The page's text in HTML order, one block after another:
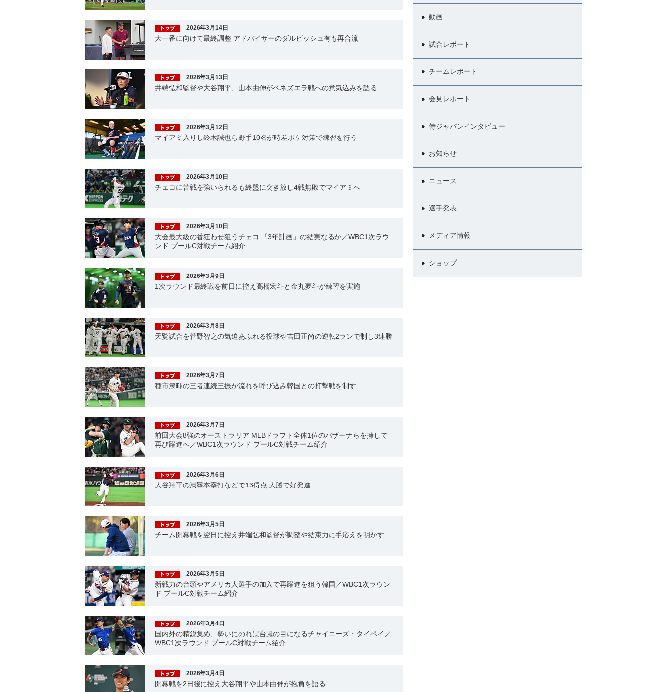
2026年3月14日
大一番に向けて最終調整 アドバイザーのダルビッシュ有も再合流
2026年3月13日
井端弘和監督や大谷翔平、山本由伸がベネズエラ戦への意気込みを語る
2026年3月12日
マイアミ入りし鈴木誠也ら野手10名が時差ボケ対策で練習を行う
2026年3月10日
チェコに苦戦を強いられるも終盤に突き放し4戦無敗でマイアミへ
2026年3月10日
大会最大級の番狂わせ狙うチェコ 「3年計画」の結実なるか／WBC1次ラウ
ンド プールC対戦チーム紹介
2026年3月9日
1次ラウンド最終戦を前日に控え髙橋宏斗と金丸夢斗が練習を実施
2026年3月8日
天覧試合を菅野智之の気迫あふれる投球や吉田正尚の逆転2ランで制し3連勝
2026年3月7日
種市篤暉の三者連続三振が流れを呼び込み韓国との打撃戦を制す
2026年3月7日
前回大会8強のオーストラリア MLBドラフト全体1位のバザーナらを擁して
再び躍進へ／WBC1次ラウンド プールC対戦チーム紹介
2026年3月6日
大谷翔平の満塁本塁打などで13得点 大勝で好発進
2026年3月5日
チーム開幕戦を翌日に控え井端弘和監督が調整や結束力に手応えを明かす
2026年3月5日
新戦力の台頭やアメリカ人選手の加入で再躍進を狙う韓国／WBC1次ラウン
ド プールC対戦チーム紹介
2026年3月4日
国内外の精鋭集め、勢いにのれば台風の目になるチャイニーズ・タイペイ／
WBC1次ラウンド プールC対戦チーム紹介
2026年3月4日
開幕戦を2日後に控え大谷翔平や山本由伸が抱負を語る
動画
試合レポート
チームレポート
会見レポート
侍ジャパンインタビュー
お知らせ
ニュース
選手発表
メディア情報
ショップ